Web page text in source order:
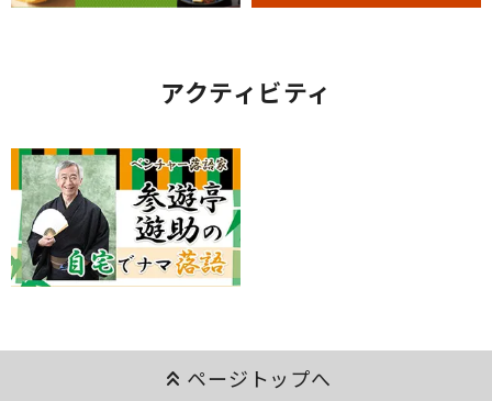
アクティビティ
keyboard_double_arrow_up ページトップへ